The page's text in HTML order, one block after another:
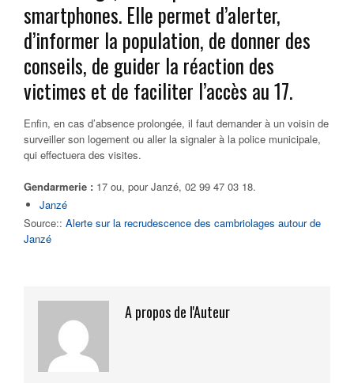
smartphones. Elle permet d’alerter,
d’informer la population, de donner des
conseils, de guider la réaction des
victimes et de faciliter l’accès au 17.
Enfin, en cas d’absence prolongée, il faut demander à un voisin de
surveiller son logement ou aller la signaler à la police municipale,
qui effectuera des visites.
Gendarmerie : 17 ou, pour Janzé, 02 99 47 03 18.
Janzé
Source:: Alerte sur la recrudescence des cambriolages autour de
Janzé
A propos de l'Auteur